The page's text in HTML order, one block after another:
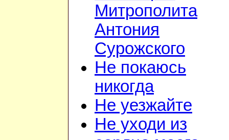
Митрополита
Антония
Сурожского
Не покаюсь
никогда
Не уезжайте
Не уходи из